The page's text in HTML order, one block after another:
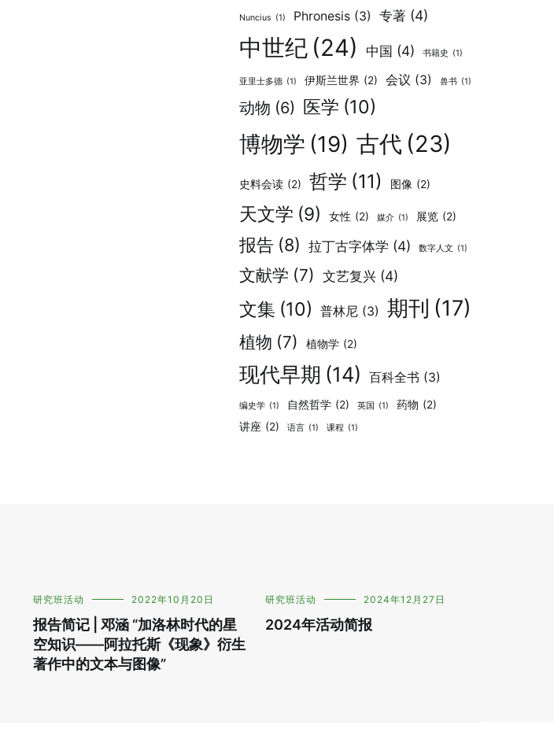
Nuncius (1) Phronesis (3) 专著 (4)
中世纪 (24) 中国 (4) 书籍史 (1)
亚里士多德 (1) 伊斯兰世界 (2) 会议 (3) 兽书 (1)
动物 (6) 医学 (10)
博物学 (19) 古代 (23)
史料会读 (2) 哲学 (11) 图像 (2)
天文学 (9) 女性 (2) 媒介 (1) 展览 (2)
报告 (8) 拉丁古字体学 (4) 数字人文 (1)
文献学 (7) 文艺复兴 (4)
文集 (10) 普林尼 (3) 期刊 (17)
植物 (7) 植物学 (2)
现代早期 (14) 百科全书 (3)
编史学 (1) 自然哲学 (2) 英国 (1) 药物 (2)
讲座 (2) 语言 (1) 课程 (1)
研究班活动 2022年10月20日
报告简记 | 邓涵 “加洛林时代的星
空知识——阿拉托斯《现象》衍生
著作中的文本与图像”
研究班活动 2024年12月27日
2024年活动简报